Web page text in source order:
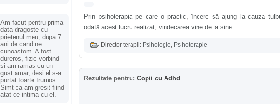
Am facut pentru prima
data dragoste cu
prietenul meu, dupa 7
ani de cand ne
cunoastem. A fost
dureros, fizic vorbind
si am ramas cu un
gust amar, desi el s-a
purtat foarte frumos.
Simt ca am gresit fiind
atat de intima cu el.
Prin psihoterapia pe care o practic, încerc să ajung la cauza
odată acest lucru realizat, vindecarea vine de la sine.
Director terapii: Psihologie, Psihoterapie
Rezultate pentru: Copii cu Adhd